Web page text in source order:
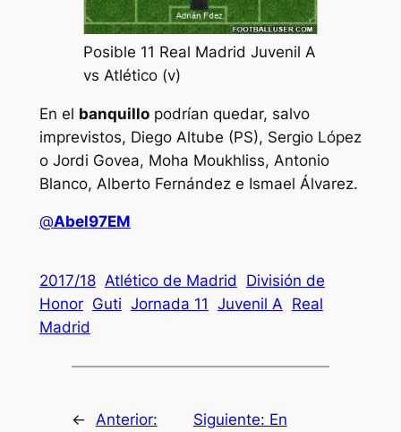
Posible 11 Real Madrid Juvenil A
vs Atlético (v)
En el banquillopodrían quedar, salvo
imprevistos, Diego Altube (PS), Sergio López
o Jordi Govea, Moha Moukhliss, Antonio
Blanco, Alberto Fernández e Ismael Álvarez.
@Abel97EM
2017/18 Atlético de Madrid
División de
Honor Guti Jornada 11 Juvenil A Real
Madrid
← Anterior:
Siguiente: En